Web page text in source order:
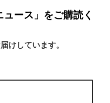
ース」をご購読く
けしています。